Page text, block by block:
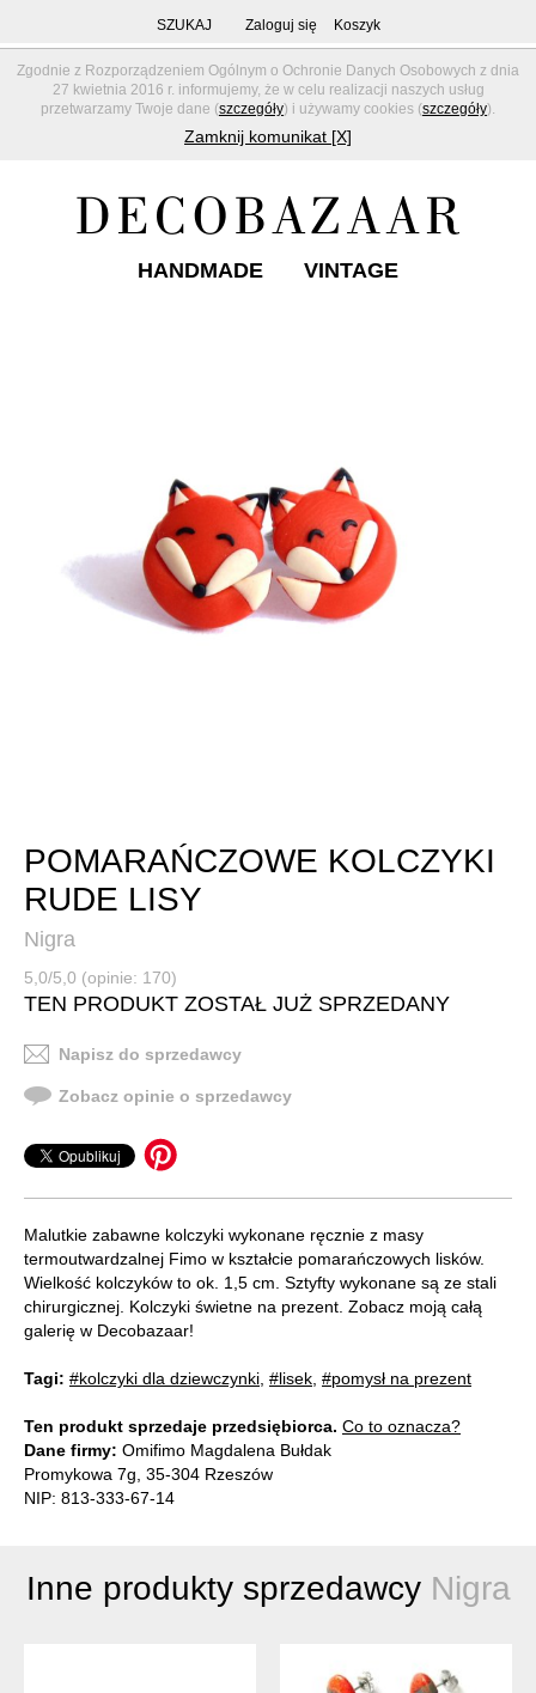
Zgodnie z Rozporządzeniem Ogólnym o Ochronie Danych Osobowych z dnia
27 kwietnia 2016 r. informujemy, że w celu realizacji naszych usług
przetwarzamy Twoje dane (szczegóły) i używamy cookies (szczegóły).
Zamknij komunikat [X]
SZUKAJ Zaloguj się Koszyk
HANDMADE VINTAGE
POMARAŃCZOWE KOLCZYKI
RUDE LISY
Nigra
5,0/5,0 (opinie: 170)
TEN PRODUKT ZOSTAŁ JUŻ SPRZEDANY
Napisz do sprzedawcy
Zobacz opinie o sprzedawcy
Malutkie zabawne kolczyki wykonane ręcznie z masy
termoutwardzalnej Fimo w kształcie pomarańczowych lisków.
Wielkość kolczyków to ok. 1,5 cm. Sztyfty wykonane są ze stali
chirurgicznej. Kolczyki świetne na prezent. Zobacz moją całą
galerię w Decobazaar!
Tagi: #kolczyki dla dziewczynki #lisek #pomysł na prezent
Ten produkt sprzedaje przedsiębiorca. Co to oznacza?
Dane firmy: Omifimo Magdalena Bułdak
Promykowa 7g, 35-304 Rzeszów
NIP: 813-333-67-14
Inne produkty sprzedawcy Nigra